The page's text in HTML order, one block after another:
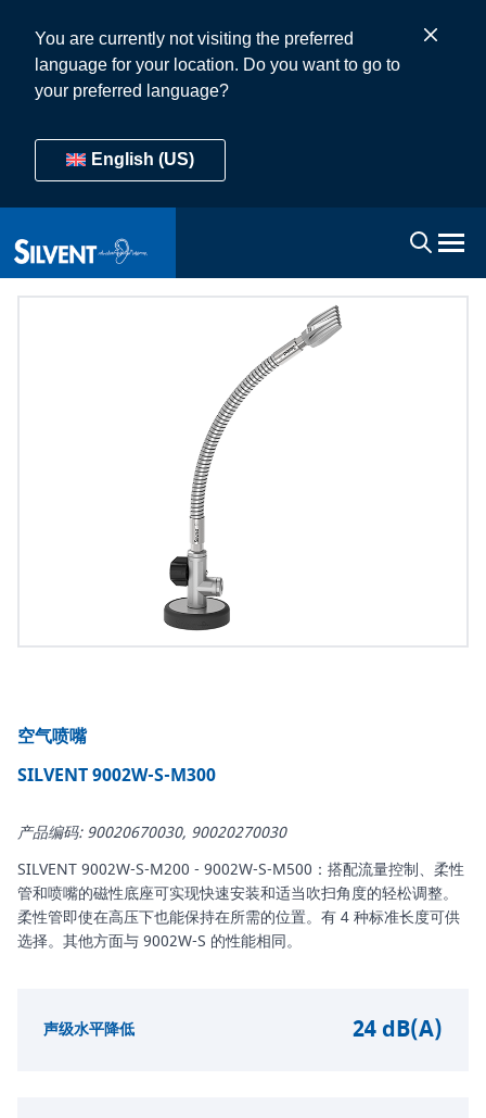
You are currently not visiting the preferred
language for your location. Do you want to go to
your preferred language?
English (US)
空气喷嘴
SILVENT 9002W-S-M300
产品编码: 90020670030, 90020270030
SILVENT 9002W-S-M200 - 9002W-S-M500：搭配流量控制、柔性
管和喷嘴的磁性底座可实现快速安装和适当吹扫角度的轻松调整。
柔性管即使在高压下也能保持在所需的位置。有 4 种标准长度可供
选择。其他方面与 9002W-S 的性能相同。
声级水平降低 24 dB(A)